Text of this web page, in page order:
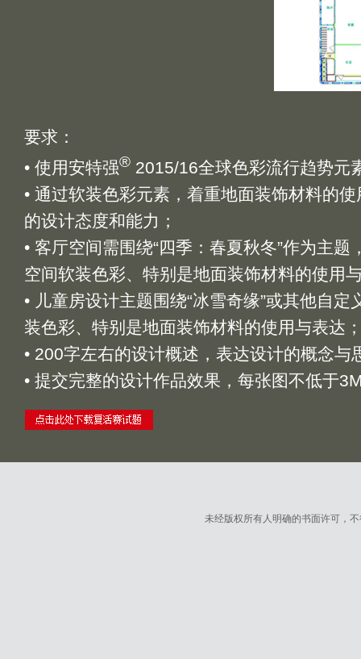
要求：
• 使用安特强® 2015/16全球色彩流行趋势元
• 通过软装色彩元素，着重地面装饰材料的
的设计态度和能力；
• 客厅空间需围绕“四季：春夏秋冬”作为主
空间软装色彩、特别是地面装饰材料的使用
• 儿童房设计主题围绕“冰雪奇缘”或其他自
装色彩、特别是地面装饰材料的使用与表达
• 200字左右的设计概述，表达设计的概念与
• 提交完整的设计作品效果，每张图不低于
未经版权所有人明确的书面许可，